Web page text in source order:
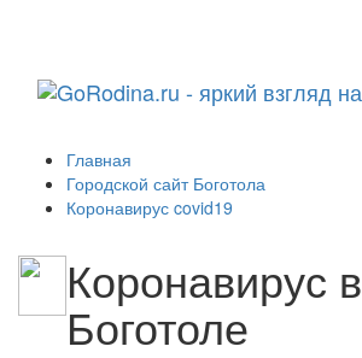
Главная
Городской сайт Боготола
Коронавирус covid19
Коронавирус в
Боготоле